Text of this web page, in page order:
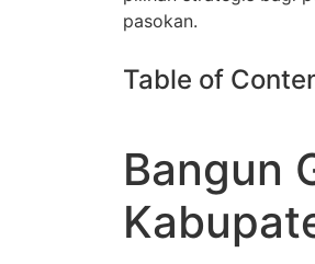
pasokan.
Table of
Bangun